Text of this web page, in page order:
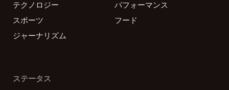
テクノロジー
パフォーマンス
スポーツ
フード
ジャーナリズム
ステータス